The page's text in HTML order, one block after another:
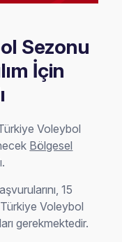
Sezonu
İçin
Voleybol
Bölgesel
15
Voleybol
gerekmektedir.